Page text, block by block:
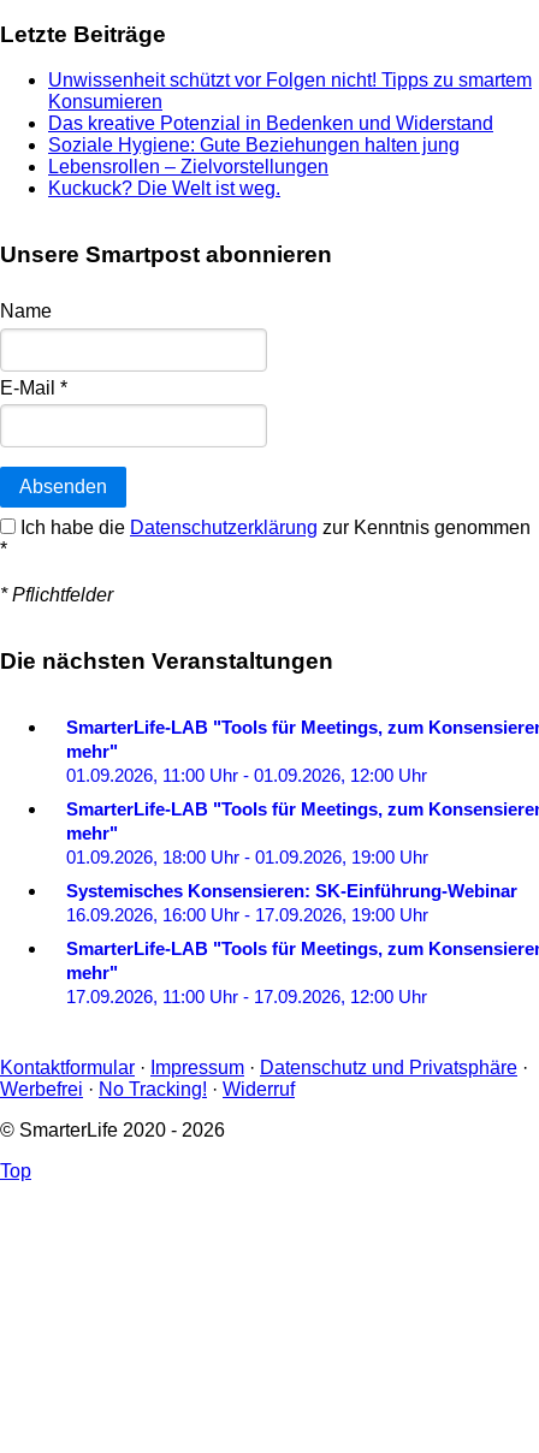
Letzte Beiträge
Unwissenheit schützt vor Folgen nicht! Tipps zu smartem
Konsumieren
Das kreative Potenzial in Bedenken und Widerstand
Soziale Hygiene: Gute Beziehungen halten jung
Lebensrollen – Zielvorstellungen
Kuckuck? Die Welt ist weg.
Unsere Smartpost abonnieren
Name
E-Mail *
Absenden
Ich habe die Datenschutzerklärung zur Kenntnis genommen
*
* Pflichtfelder
Die nächsten Veranstaltungen
SmarterLife-LAB "Tools für Meetings, zum
mehr"
01.09.2026, 11:00 Uhr - 01.09.2026, 12:00 Uhr
SmarterLife-LAB "Tools für Meetings, zum
mehr"
01.09.2026, 18:00 Uhr - 01.09.2026, 19:00 Uhr
Systemisches Konsensieren: SK-Einführung-Webinar
16.09.2026, 16:00 Uhr - 17.09.2026, 19:00 Uhr
SmarterLife-LAB "Tools für Meetings, zum
mehr"
17.09.2026, 11:00 Uhr - 17.09.2026, 12:00 Uhr
Kontaktformular · Impressum · Datenschutz und Privatsphäre ·
Werbefrei · No Tracking! · Widerruf
© SmarterLife 2020 - 2026
Top